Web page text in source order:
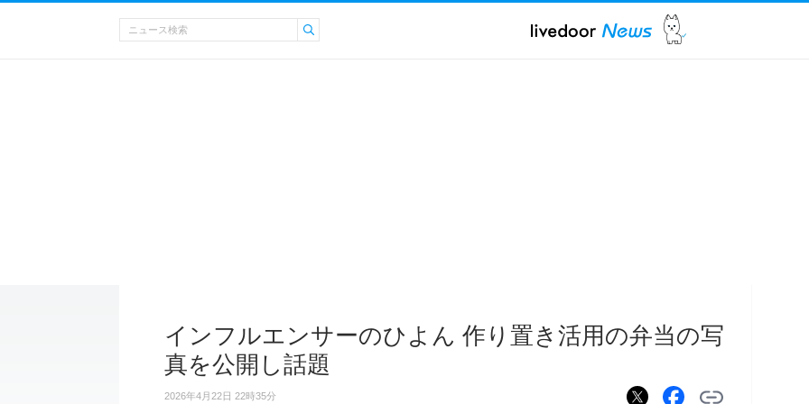
インフルエンサーのひよん 作り置き活用の弁当の写
真を公開し話題
2026年4月22日 22時35分